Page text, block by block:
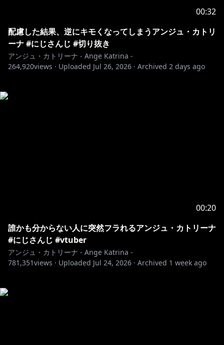
00:32
配慮した結果、逆にキモくなってしまうアンジュ・カトリ
ーナ #にじさんじ #切り抜き
アンジュ・カトリーナ - Ange Katrina -
264,920views · Uploaded Jul 26, 2026 · Archived 2 days ago
00:20
誰かも分からない人に突然フラれるアンジュ・カトリーナ
#にじさんじ #vtuber
アンジュ・カトリーナ - Ange Katrina -
781,351views · Uploaded Jul 24, 2026 · Archived 1 week ago